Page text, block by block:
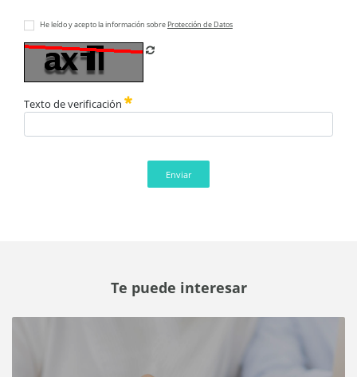
He leído y acepto la información sobre Protección de Datos
Texto de verificación
Enviar
Te puede interesar